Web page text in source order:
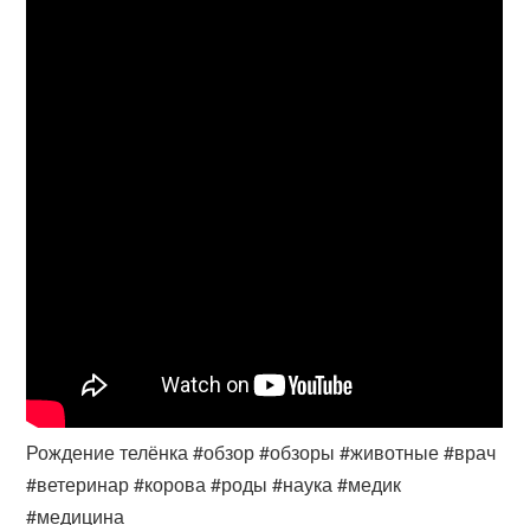
Рождение телёнка #обзор #обзоры #животные #врач
#ветеринар #корова #роды #наука #медик
#медицина